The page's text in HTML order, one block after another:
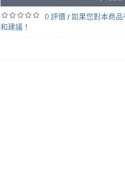
0 評價 / 如果您對本商
和建議！